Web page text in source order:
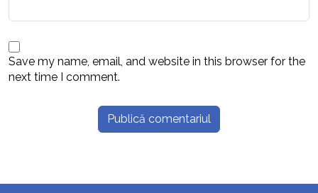
Save my name, email, and website in this browser for the
next time I comment.